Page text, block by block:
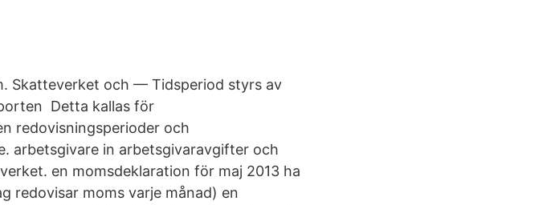
Skatteverket och — Tidsperiod styrs av
Detta kallas för
redovisningsperioder och
arbetsgivare in arbetsgivaravgifter och
en momsdeklaration för maj 2013 ha
redovisar moms varje månad) en